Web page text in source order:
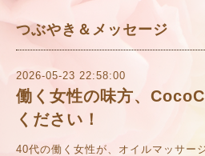
つぶやき＆メッセージ
2026-05-23 22:58:00
働く女性の味方、
ください！
40代の働く女性が、オイルマッサー